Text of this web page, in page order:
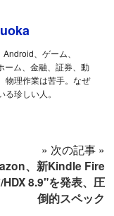
、ゲーム、
ーム、金融、証券、動
物理作業は苦手。なぜ
珍しい人。
» 次の記事 »
、新Kindle Fire
HDX 8.9"を発表、圧
倒的スペック